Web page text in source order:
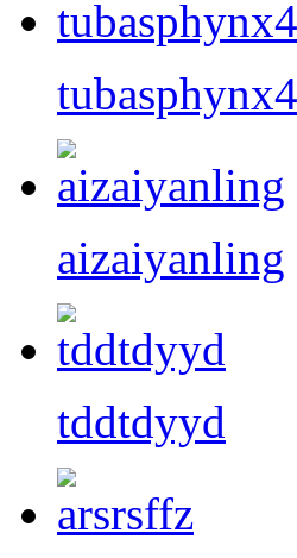
tubasphynx4
aizaiyanling
tddtdyyd